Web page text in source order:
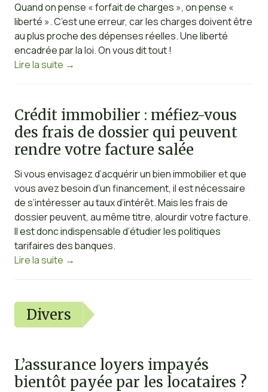
Quand on pense « forfait de charges », on pense «
liberté ». C’est une erreur, car les charges doivent être
au plus proche des dépenses réelles. Une liberté
encadrée par la loi. On vous dit tout !
Lire la suite →
Crédit immobilier : méfiez-vous
des frais de dossier qui peuvent
rendre votre facture salée
Si vous envisagez d’acquérir un bien immobilier et que
vous avez besoin d’un financement, il est nécessaire
de s’intéresser au taux d’intérêt. Mais les frais de
dossier peuvent, au même titre, alourdir votre facture.
Il est donc indispensable d’étudier les politiques
tarifaires des banques.
Lire la suite →
Divers
L’assurance loyers impayés
bientôt payée par les locataires ?